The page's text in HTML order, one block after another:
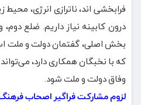
فرابخشی اند، ناترازی انرژی،
درون کابینه نیاز داریم. ضلع
بخش اصلی، گفتمان دولت و ملت
که با نخبگان همکاری دارد،
وفاق دولت و ملت شود.
لزوم مشارکت فراگیر اصحاب